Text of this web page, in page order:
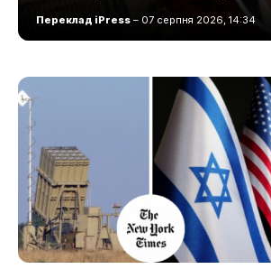
Переклад iPress – 07 серпня 2026, 14:34